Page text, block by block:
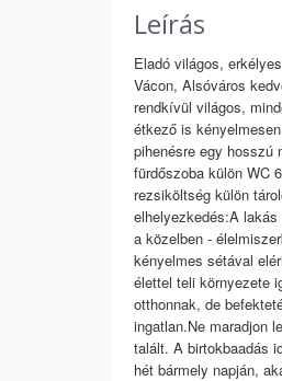
Leírás
Eladó világos,
Vácon, Alsóváros
rendkívül világos,
étkező is
pihenésre egy hosszú
fürdőszoba külön WC
rezsiköltség külön
elhelyezkedés:A
a közelben -
kényelmes sétával
élettel teli környezete
otthonnak, de
ingatlan.Ne maradjon
talált. A birtokbaadás
hét bármely napján,